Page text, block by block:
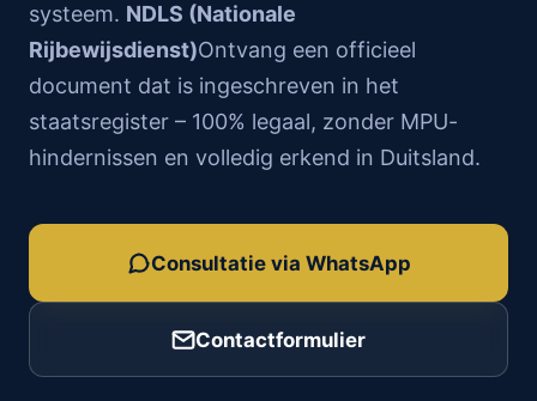
systeem. NDLS (Nationale
Rijbewijsdienst)Ontvang een officieel
document dat is ingeschreven in het
staatsregister – 100% legaal, zonder MPU-
hindernissen en volledig erkend in Duitsland.
Consultatie via WhatsApp
Contactformulier